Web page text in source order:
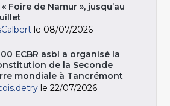
« Foire de Namur », jusqu’au
le 08/07/2026
ECBR asbl a organisé la
de la Seconde
mondiale à Tancrémont
le 22/07/2026